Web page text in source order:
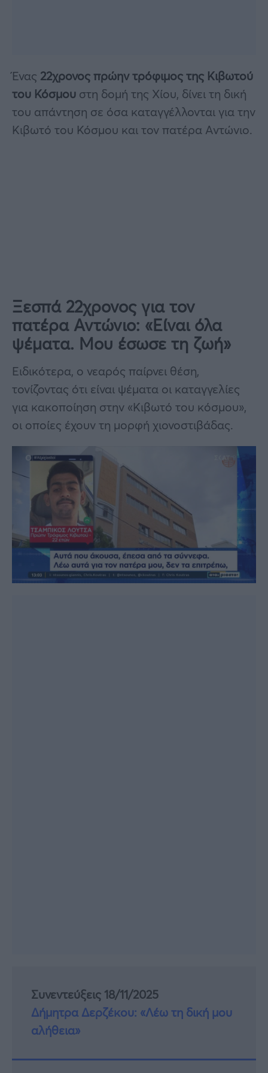
Ένας 22χρονος πρώην τρόφιμος της Κιβωτού
του Κόσμου στη δομή της Χίου, δίνει τη δική
του απάντηση σε όσα καταγγέλλονται για την
Κιβωτό του Κόσμου και τον πατέρα Αντώνιο.
Ξεσπά 22χρονος για τον
πατέρα Αντώνιο: «Είναι όλα
ψέματα. Μου έσωσε τη ζωή»
Ειδικότερα, ο νεαρός παίρνει θέση,
τονίζοντας ότι είναι ψέματα οι καταγγελίες
για κακοποίηση στην «Κιβωτό του κόσμου»,
οι οποίες έχουν τη μορφή χιονοστιβάδας.
Συνεντεύξεις 18/11/2025
Δήμητρα Δερζέκου: «Λέω τη δική μου
αλήθεια»